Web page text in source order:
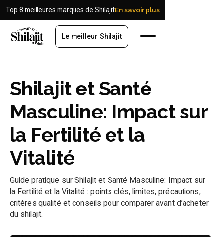
Top 8 meilleures marques de ShilajitEn savoir plus
Le meilleur Shilajit
Shilajit et Santé
Masculine: Impact sur
la Fertilité et la
Vitalité
Guide pratique sur Shilajit et Santé Masculine: Impact sur
la Fertilité et la Vitalité : points clés, limites, précautions,
critères qualité et conseils pour comparer avant d’acheter
du shilajit.